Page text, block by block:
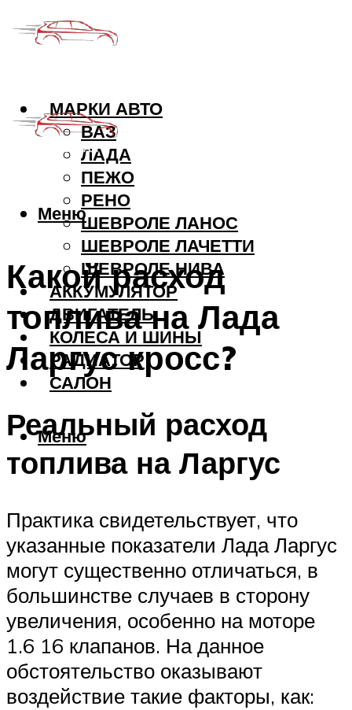
МАРКИ АВТО
ВАЗ
ЛАДА
ПЕЖО
РЕНО
ШЕВРОЛЕ ЛАНОС
ШЕВРОЛЕ ЛАЧЕТТИ
ШЕВРОЛЕ НИВА
АККУМУЛЯТОР
ДВИГАТЕЛЬ
КОЛЕСА И ШИНЫ
РАДИАТОР
САЛОН
Меню
Меню
Какой расход
топлива на Лада
Ларгус кросс?
Реальный расход
топлива на Ларгус
Практика свидетельствует, что
указанные показатели Лада Ларгус
могут существенно отличаться, в
большинстве случаев в сторону
увеличения, особенно на моторе
1.6 16 клапанов. На данное
обстоятельство оказывают
воздействие такие факторы, как: